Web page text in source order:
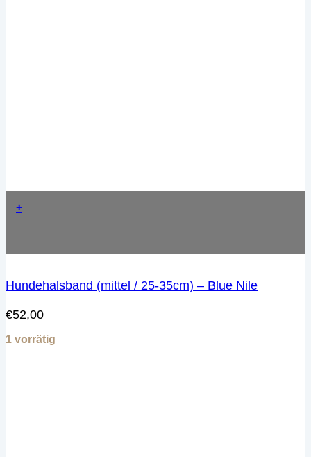
+
Hundehalsband (mittel / 25-35cm) – Blue Nile
€52,00
1 vorrätig